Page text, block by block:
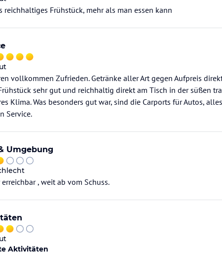
reichhaltiges Frühstück, mehr als man essen kann
vollkommen Zufrieden. Getränke aller Art gegen Aufpreis
sehr gut und reichhaltig direkt am Tisch in der süßen
Klima. Was besonders gut war, sind die Carports für Autos,
Service.
Umgebung
erreichbar , weit ab vom Schuss.
Aktivitäten